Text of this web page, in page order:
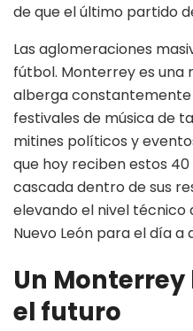
de que el último partido
Las aglomeraciones
fútbol. Monterrey es
alberga
festivales de música de
mitines políticos y
que hoy reciben estos
cascada dentro de sus
elevando el nivel técnico
Nuevo León para el día a
Un
el futuro